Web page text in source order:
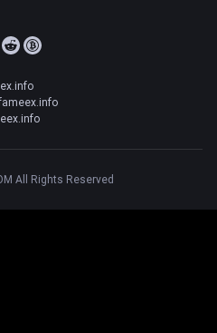
All Rights Reserved